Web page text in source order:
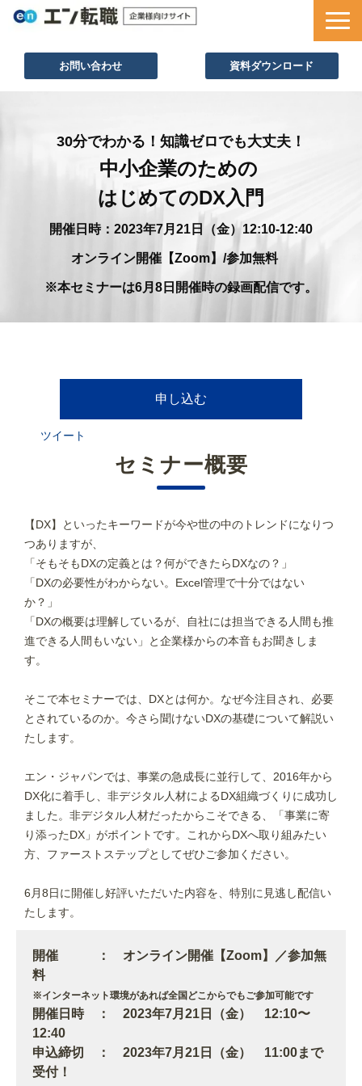
お問い合わせ 資料ダウンロード
採用ノウハウ
採用事例
セミナー情報
お役立ち資料
30分でわかる！知識ゼロでも大丈夫！
中小企業のための
はじめてのDX入門
開催日時：2023年7月21日（金）12:10-12:40
オンライン開催【Zoom】/参加無料
※本セミナーは6月8日開催時の録画配信です。
申し込む
ツイート
セミナー概要
【DX】といったキーワードが今や世の中のトレンドになりつ
つありますが、
「そもそもDXの定義とは？何ができたらDXなの？」
「DXの必要性がわからない。Excel管理で十分ではない
か？」
「DXの概要は理解しているが、自社には担当できる人間も推
進できる人間もいない」と企業様からの本音もお聞きしま
す。
そこで本セミナーでは、DXとは何か。なぜ今注目され、必要
とされているのか。今さら聞けないDXの基礎について解説い
たします。
エン・ジャパンでは、事業の急成長に並行して、2016年から
DX化に着手し、非デジタル人材によるDX組織づくりに成功し
ました。非デジタル人材だったからこそできる、「事業に寄
り添ったDX」がポイントです。これからDXへ取り組みたい
方、ファーストステップとしてぜひご参加ください。
6月8日に開催し好評いただいた内容を、特別に見逃し配信い
たします。
開催 ： オンライン開催【Zoom】／参加無
料
※インターネット環境があれば全国どこからでもご参加可能です
開催日時 ： 2023年7月21日（金） 12:10〜
12:40
申込締切 ： 2023年7月21日（金） 11:00まで
受付！